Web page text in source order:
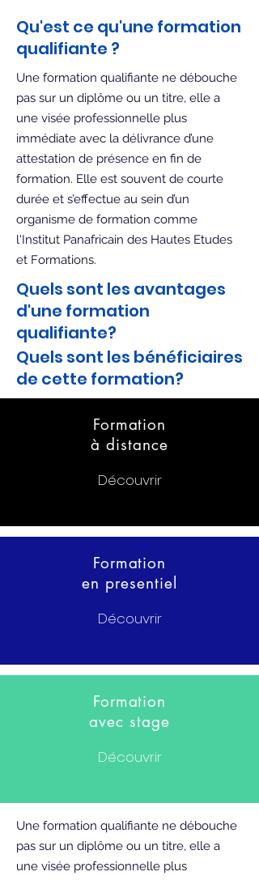
Qu'est ce qu'une formation
qualifiante ?
Une formation qualifiante ne débouche
pas sur un diplôme ou un titre, elle a
une visée professionnelle plus
immédiate avec la délivrance d’une
attestation de présence en fin de
formation. Elle est souvent de courte
durée et s’effectue au sein d’un
organisme de formation comme
l'Institut Panafricain des Hautes Etudes
et Formations.
Quels sont les avantages
d'une formation
qualifiante?
Quels sont les bénéficiaires
de cette formation?
Formation
à distance
Découvrir
Formation
en presentiel
Découvrir
Formation
avec stage
Découvrir
Une formation qualifiante ne débouche
pas sur un diplôme ou un titre, elle a
une visée professionnelle plus